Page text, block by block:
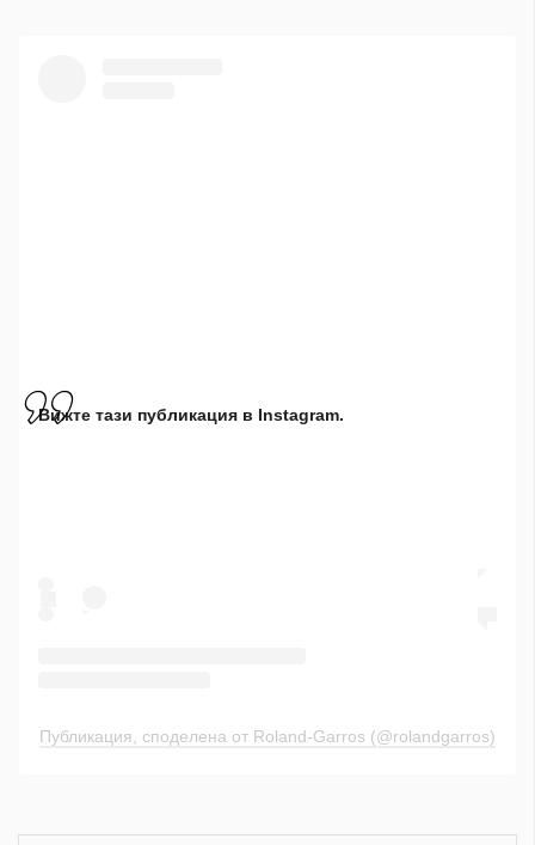
Вижте тази публикация в Instagram.
Публикация, споделена от Roland-Garros (@rolandgarros)